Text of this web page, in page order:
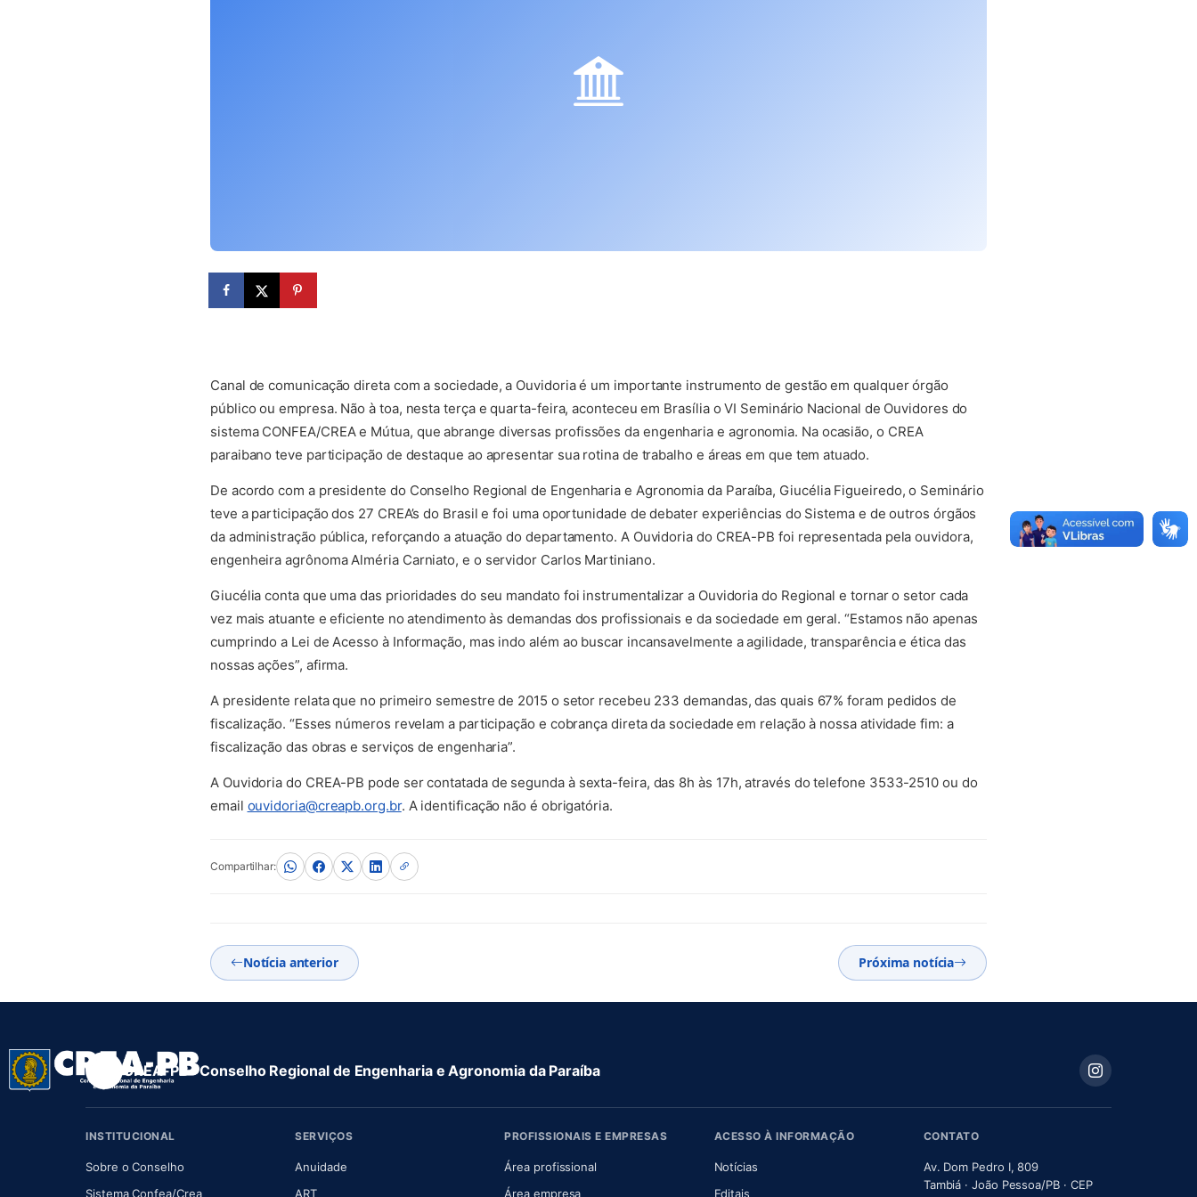
Canal de comunicação direta com a sociedade, a Ouvidoria é um importante instrumento de gestão em qualquer órgão
público ou empresa. Não à toa, nesta terça e quarta-feira, aconteceu em Brasília o VI Seminário Nacional de Ouvidores do
sistema CONFEA/CREA e Mútua, que abrange diversas profissões da engenharia e agronomia. Na ocasião, o CREA
paraibano teve participação de destaque ao apresentar sua rotina de trabalho e áreas em que tem atuado.
De acordo com a presidente do Conselho Regional de Engenharia e Agronomia da Paraíba, Giucélia Figueiredo, o Seminário
teve a participação dos 27 CREA’s do Brasil e foi uma oportunidade de debater experiências do Sistema e de outros órgãos
da administração pública, reforçando a atuação do departamento. A Ouvidoria do CREA-PB foi representada pela ouvidora,
engenheira agrônoma Alméria Carniato, e o servidor Carlos Martiniano.
Giucélia conta que uma das prioridades do seu mandato foi instrumentalizar a Ouvidoria do Regional e tornar o setor cada
vez mais atuante e eficiente no atendimento às demandas dos profissionais e da sociedade em geral. “Estamos não apenas
cumprindo a Lei de Acesso à Informação, mas indo além ao buscar incansavelmente a agilidade, transparência e ética das
nossas ações”, afirma.
A presidente relata que no primeiro semestre de 2015 o setor recebeu 233 demandas, das quais 67% foram pedidos de
fiscalização. “Esses números revelam a participação e cobrança direta da sociedade em relação à nossa atividade fim: a
fiscalização das obras e serviços de engenharia”.
A Ouvidoria do CREA-PB pode ser contatada de segunda à sexta-feira, das 8h às 17h, através do telefone 3533-2510 ou do
email ouvidoria@creapb.org.br. A identificação não é obrigatória.
Compartilhar:
Notícia anterior Próxima notícia
CREA-PB · Conselho Regional de Engenharia e Agronomia da Paraíba
INSTITUCIONAL
Sobre o Conselho(abre em nova aba)
Sistema Confea/Crea(abre em nova aba)
SERVIÇOS
Anuidade(abre em nova aba)
ART(abre em nova aba)
PROFISSIONAIS E EMPRESAS
Área profissional
Área empresa
ACESSO À INFORMAÇÃO
Notícias
Editais
CONTATO
Av. Dom Pedro I, 809
Tambiá · João Pessoa/PB · CEP